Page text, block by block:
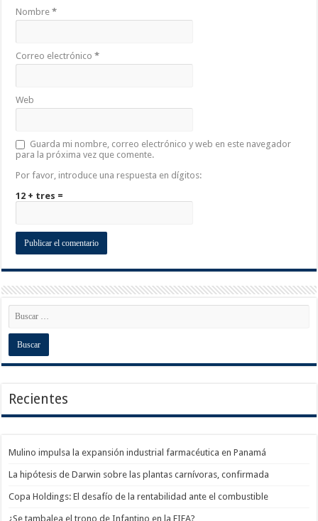
Nombre*
Correo electrónico*
Web
Guarda mi nombre, correo electrónico y web en este navegador
para la próxima vez que comente.
Por favor, introduce una respuesta en dígitos:
12 + tres =
Recientes
Mulino impulsa la expansión industrial farmacéutica en Panamá
La hipótesis de Darwin sobre las plantas carnívoras, confirmada
Copa Holdings: El desafío de la rentabilidad ante el combustible
¿Se tambalea el trono de Infantino en la FIFA?